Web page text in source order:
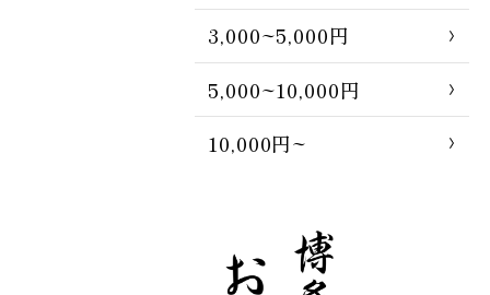
3,000~5,000円
5,000~10,000円
10,000円~